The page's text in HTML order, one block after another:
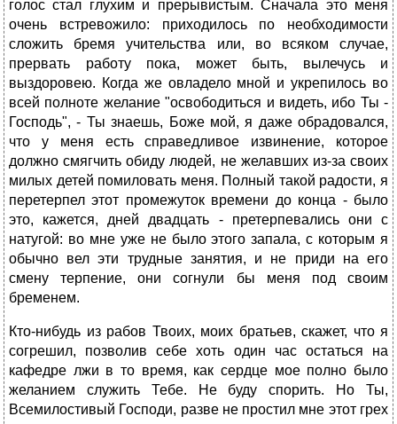
голос стал глухим и прерывистым. Сначала это меня
очень встревожило: приходилось по необходимости
сложить бремя учительства или, во всяком случае,
прервать работу пока, может быть, вылечусь и
выздоровею. Когда же овладело мной и укрепилось во
всей полноте желание "освободиться и видеть, ибо Ты -
Господь", - Ты знаешь, Боже мой, я даже обрадовался,
что у меня есть справедливое извинение, которое
должно смягчить обиду людей, не желавших из-за своих
милых детей помиловать меня. Полный такой радости, я
перетерпел этот промежуток времени до конца - было
это, кажется, дней двадцать - претерпевались они с
натугой: во мне уже не было этого запала, с которым я
обычно вел эти трудные занятия, и не приди на его
смену терпение, они согнули бы меня под своим
бременем.
Кто-нибудь из рабов Твоих, моих братьев, скажет, что я
согрешил, позволив себе хоть один час остаться на
кафедре лжи в то время, как сердце мое полно было
желанием служить Тебе. Не буду спорить. Но Ты,
Всемилостивый Господи, разве не простил мне этот грех